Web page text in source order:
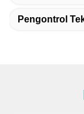
Pengontrol